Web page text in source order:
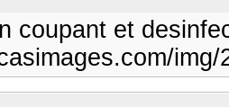
coupant et